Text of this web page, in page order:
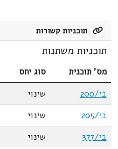
תוכניות קשורות
תוכניות משתנות
מס' תוכנית סוג יחס
בי/200
שינוי
בי/205
שינוי
בי/377
שינוי